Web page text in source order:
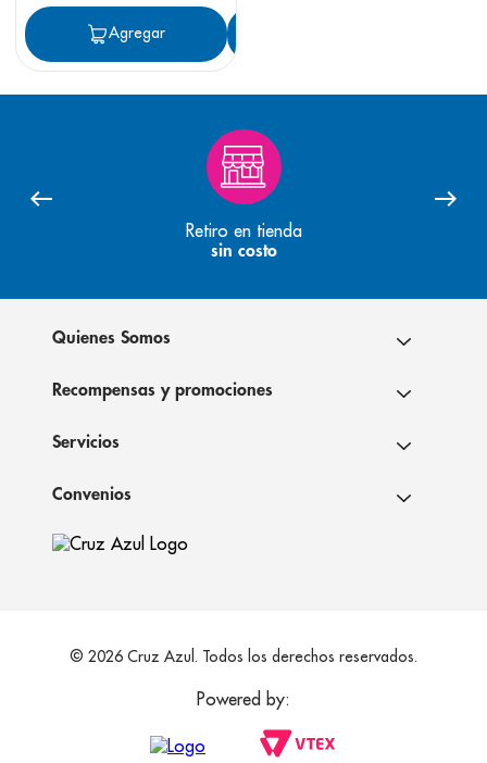
Agregar
Retiro en tienda
sin costo
Quienes Somos
Recompensas y promociones
Servicios
Convenios
© 2026 Cruz Azul. Todos los derechos reservados.
Powered by: